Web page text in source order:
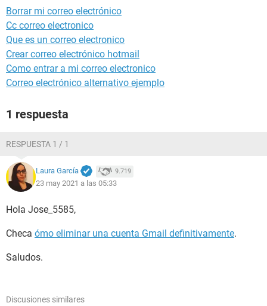
Borrar mi correo electrónico
Cc correo electronico
Que es un correo electronico
Crear correo electrónico hotmail
Como entrar a mi correo electronico
Correo electrónico alternativo ejemplo
1 respuesta
RESPUESTA 1 / 1
Laura García 9.719
23 may 2021 a las 05:33
Hola Jose_5585,
Checa ómo eliminar una cuenta Gmail definitivamente.
Saludos.
Discusiones similares